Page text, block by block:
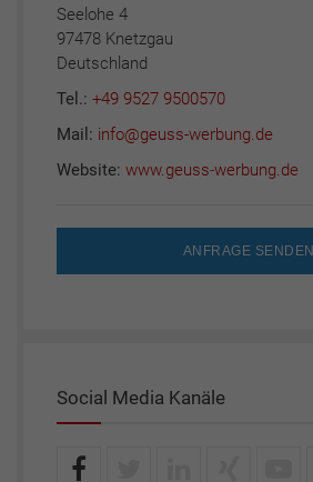
Seelohe 4
97478 Knetzgau
Deutschland
Tel.: +49 9527 9500570
Mail: info@geuss-werbung.de
Website: www.geuss-werbung.de
ANFRAGE SENDEN
Social Media Kanäle